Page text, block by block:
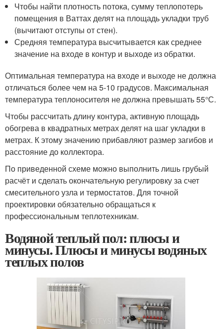
Чтобы найти плотность потока, сумму теплопотерь
помещения в Ваттах делят на площадь укладки труб
(вычитают отступы от стен).
Средняя температура высчитывается как среднее
значение на входе в контур и выходе из обратки.
Оптимальная температура на входе и выходе не должна
отличаться более чем на 5-10 градусов. Максимальная
температура теплоносителя не должна превышать 55°С.
Чтобы рассчитать длину контура, активную площадь
обогрева в квадратных метрах делят на шаг укладки в
метрах. К этому значению прибавляют размер загибов и
расстояние до коллектора.
По приведенной схеме можно выполнить лишь грубый
расчёт и сделать окончательную регулировку за счет
смесительного узла и термостатов. Для точной
проектировки обязательно обращаться к
профессиональным теплотехникам.
Водяной теплый пол: плюсы и
минусы. Плюсы и минусы водяных
теплых полов